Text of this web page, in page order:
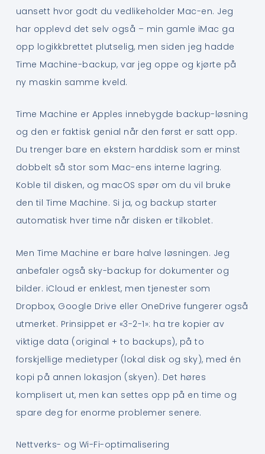
uansett hvor godt du vedlikeholder Mac-en. Jeg
har opplevd det selv også – min gamle iMac ga
opp logikkbrettet plutselig, men siden jeg hadde
Time Machine-backup, var jeg oppe og kjørte på
ny maskin samme kveld.
Time Machine er Apples innebygde backup-løsning
og den er faktisk genial når den først er satt opp.
Du trenger bare en ekstern harddisk som er minst
dobbelt så stor som Mac-ens interne lagring.
Koble til disken, og macOS spør om du vil bruke
den til Time Machine. Si ja, og backup starter
automatisk hver time når disken er tilkoblet.
Men Time Machine er bare halve løsningen. Jeg
anbefaler også sky-backup for dokumenter og
bilder. iCloud er enklest, men tjenester som
Dropbox, Google Drive eller OneDrive fungerer også
utmerket. Prinsippet er «3-2-1»: ha tre kopier av
viktige data (original + to backups), på to
forskjellige medietyper (lokal disk og sky), med én
kopi på annen lokasjon (skyen). Det høres
komplisert ut, men kan settes opp på en time og
spare deg for enorme problemer senere.
Nettverks- og Wi-Fi-optimalisering